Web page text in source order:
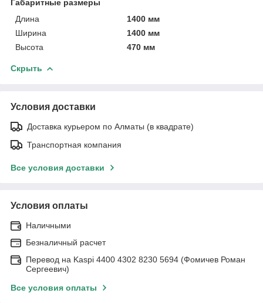
Габаритные размеры
Длина
1400 мм
Ширина
1400 мм
Высота
470 мм
Скрыть
Условия доставки
Доставка курьером по Алматы (в квадрате)
Транспортная компания
Все условия доставки
Условия оплаты
Наличными
Безналичный расчет
Перевод на Kaspi 4400 4302 8230 5694 (Фомичев Роман
Сергеевич)
Все условия оплаты